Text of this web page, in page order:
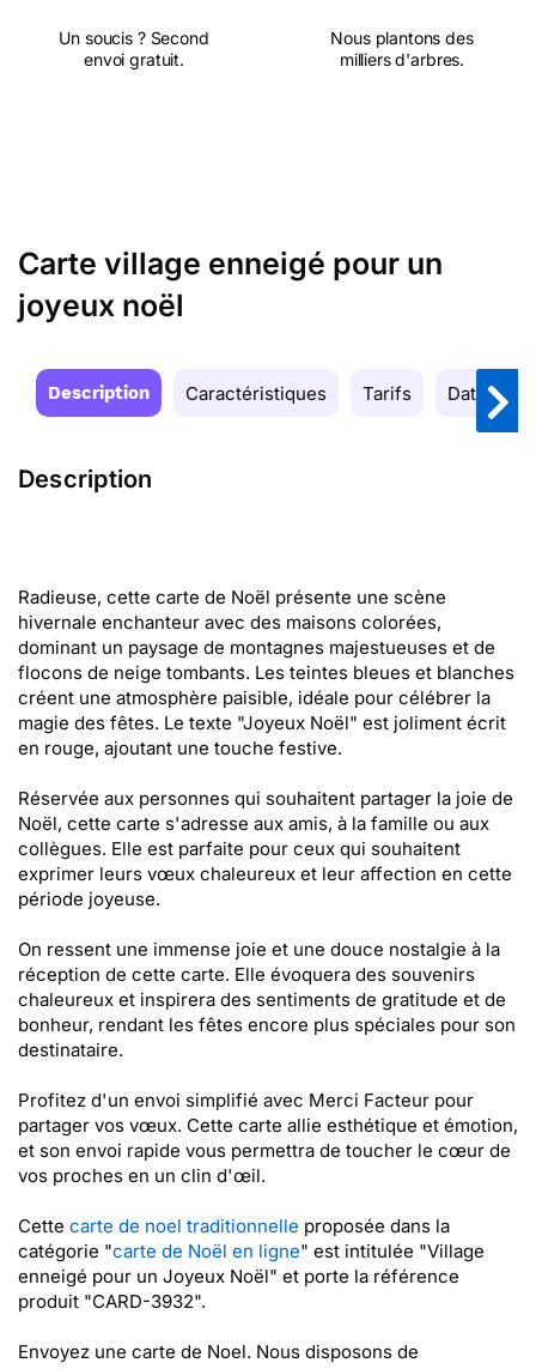
Un soucis ? Second
envoi gratuit.
Nous plantons des
milliers d'arbres.
Carte village enneigé pour un
joyeux noël
Description Caractéristiques Tarifs Date de
Description
Radieuse, cette carte de Noël présente une scène
hivernale enchanteur avec des maisons colorées,
dominant un paysage de montagnes majestueuses et de
flocons de neige tombants. Les teintes bleues et blanches
créent une atmosphère paisible, idéale pour célébrer la
magie des fêtes. Le texte "Joyeux Noël" est joliment écrit
en rouge, ajoutant une touche festive.
Réservée aux personnes qui souhaitent partager la joie de
Noël, cette carte s'adresse aux amis, à la famille ou aux
collègues. Elle est parfaite pour ceux qui souhaitent
exprimer leurs vœux chaleureux et leur affection en cette
période joyeuse.
On ressent une immense joie et une douce nostalgie à la
réception de cette carte. Elle évoquera des souvenirs
chaleureux et inspirera des sentiments de gratitude et de
bonheur, rendant les fêtes encore plus spéciales pour son
destinataire.
Profitez d'un envoi simplifié avec Merci Facteur pour
partager vos vœux. Cette carte allie esthétique et émotion,
et son envoi rapide vous permettra de toucher le cœur de
vos proches en un clin d'œil.
Cette carte de noel traditionnelle proposée dans la
catégorie "carte de Noël en ligne" est intitulée "Village
enneigé pour un Joyeux Noël" et porte la référence
produit "CARD-3932".
Envoyez une carte de Noel. Nous disposons de